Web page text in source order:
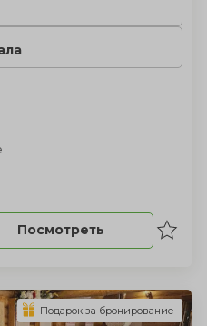
Посмотреть
Подарок за бронирование